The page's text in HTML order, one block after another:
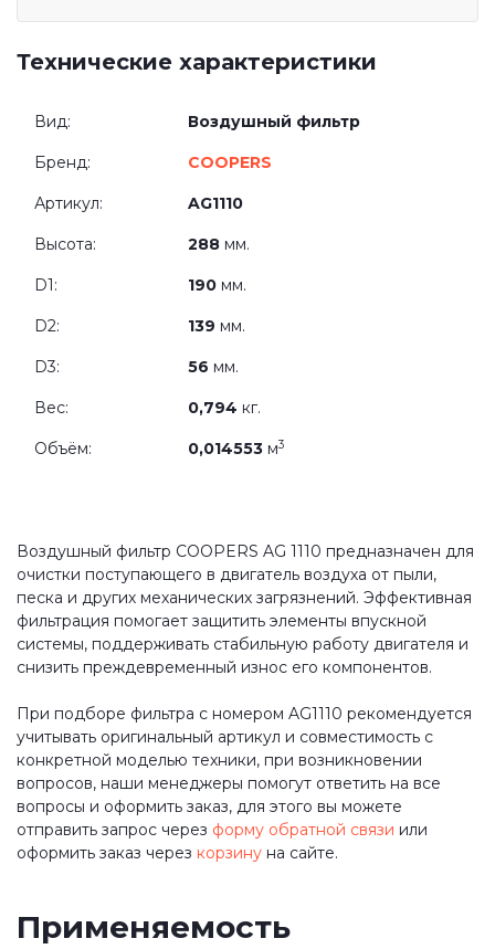
Технические характеристики
Вид: Воздушный фильтр
Бренд: COOPERS
Артикул: AG1110
Высота: 288 мм.
D1: 190 мм.
D2: 139 мм.
D3: 56 мм.
Вес: 0,794 кг.
Объём: 0,014553 м3
Воздушный фильтр COOPERS AG 1110 предназначен для
очистки поступающего в двигатель воздуха от пыли,
песка и других механических загрязнений. Эффективная
фильтрация помогает защитить элементы впускной
системы, поддерживать стабильную работу двигателя и
снизить преждевременный износ его компонентов.
При подборе фильтра с номером AG1110 рекомендуется
учитывать оригинальный артикул и совместимость с
конкретной моделью техники, при возникновении
вопросов, наши менеджеры помогут ответить на все
вопросы и оформить заказ, для этого вы можете
отправить запрос через форму обратной связи или
оформить заказ через корзину на сайте.
Применяемость